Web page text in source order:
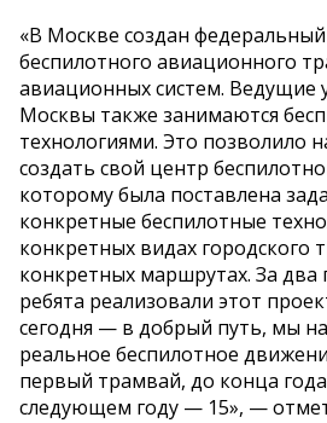
«В Москве создан
беспилотного авиационного
авиационных систем. Ведущие
Москвы также занимаются
технологиями. Это позволило
создать свой центр
которому была поставлена
конкретные беспилотные
конкретных видах городского
конкретных маршрутах. За два
ребята реализовали этот
сегодня — в добрый путь, мы
реальное беспилотное
первый трамвай, до конца
следующем году — 15», —